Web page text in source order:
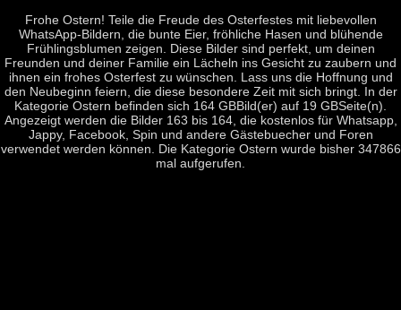
Frohe Ostern! Teile die Freude des Osterfestes mit liebevollen
WhatsApp-Bildern, die bunte Eier, fröhliche Hasen und blühende
Frühlingsblumen zeigen. Diese Bilder sind perfekt, um deinen
Freunden und deiner Familie ein Lächeln ins Gesicht zu zaubern und
ihnen ein frohes Osterfest zu wünschen. Lass uns die Hoffnung und
den Neubeginn feiern, die diese besondere Zeit mit sich bringt. In der
Kategorie Ostern befinden sich 164 GBBild(er) auf 19 GBSeite(n).
Angezeigt werden die Bilder 163 bis 164, die kostenlos für Whatsapp,
Jappy, Facebook, Spin und andere Gästebuecher und Foren
verwendet werden können. Die Kategorie Ostern wurde bisher 347866
mal aufgerufen.